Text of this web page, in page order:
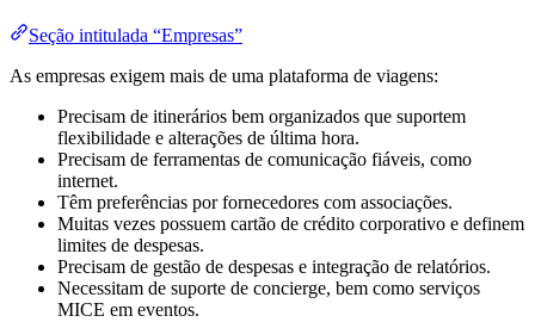
Seção intitulada “Empresas”
As empresas exigem mais de uma plataforma de viagens:
Precisam de itinerários bem organizados que suportem
flexibilidade e alterações de última hora.
Precisam de ferramentas de comunicação fiáveis, como
internet.
Têm preferências por fornecedores com associações.
Muitas vezes possuem cartão de crédito corporativo e definem
limites de despesas.
Precisam de gestão de despesas e integração de relatórios.
Necessitam de suporte de concierge, bem como serviços
MICE em eventos.